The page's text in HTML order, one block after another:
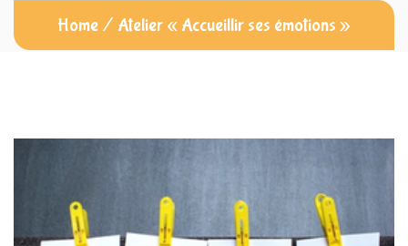
Home / Atelier « Accueillir ses émotions »